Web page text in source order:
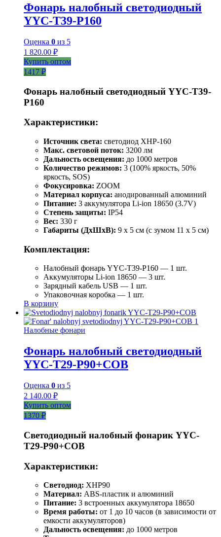
Фонарь налобный светодиодный
YYC-T39-P160
Оценка 0 из 5
1 820.00 ₽
Купить оптом
1417 ₽
Фонарь налобный светодиодный YYC-T39-
P160
Характеристики:
Источник света: светодиод XHP-160
Макс. световой поток: 3200 лм
Дальность освещения: до 1000 метров
Количество режимов: 3 (100% яркость, 50%
яркость, SOS)
Фокусировка: ZOOM
Материал корпуса: анодированный алюминий
Питание: 3 аккумулятора Li-ion 18650 (3.7V)
Степень защиты: IP54
Вес: 330 г
Габариты (ДхШхВ): 9 x 5 см (с зумом 11 x 5 см)
Комплектация:
Налобный фонарь YYC-T39-P160 — 1 шт.
Аккумуляторы Li-ion 18650 — 3 шт.
Зарядный кабель USB — 1 шт.
Упаковочная коробка — 1 шт.
В корзину
Налобные фонари
Фонарь налобный светодиодный
YYC-T29-P90+COB
Оценка 0 из 5
2 140.00 ₽
Купить оптом
1370 ₽
Светодиодный налобный фонарик YYC-
T29-P90+COB
Характеристики:
Светодиод: XHP90
Материал: ABS-пластик и алюминий
Питание: 3 встроенных аккумулятора 18650
Время работы: от 1 до 10 часов (в зависимости от
емкости аккумуляторов)
Дальность освещения: до 1000 метров